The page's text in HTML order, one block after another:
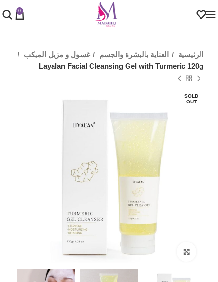
0
الرئيسية العناية بالبشرة والجسم
غسول و مزيل الميكب
Layalan Facial Cleansing Gel with Turmeric 120g
SOLD
OUT
Click to enlarge